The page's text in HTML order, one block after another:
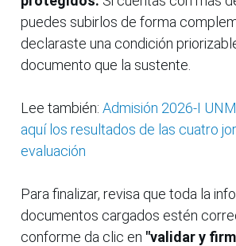
puedes subirlos de forma
declaraste una condición
documento que la sustente.
Lee también: Admisión 2026-I
aquí los resultados de las cuatro
evaluación
Para finalizar, revisa que toda la
documentos cargados estén
conforme da clic en "validar y